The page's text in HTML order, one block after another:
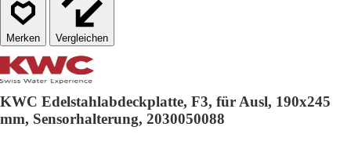
Vergleichen
KWC Edelstahlabdeckplatte, F3, für Ausl, 190x245
mm, Sensorhalterung, 2030050088